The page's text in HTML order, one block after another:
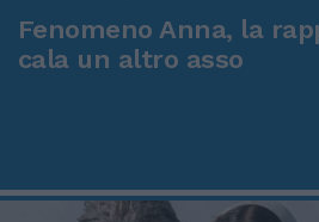
Fenomeno Anna, la
cala un altro asso